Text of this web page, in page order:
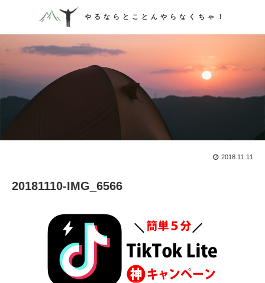
やるならとことんやらなくちゃ！
 2018.11.11
20181110-IMG_6566